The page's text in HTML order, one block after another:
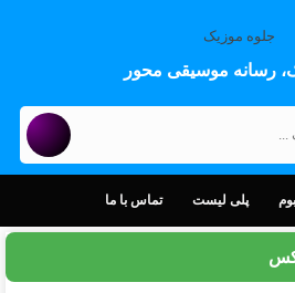
رسانه موسیقی محور
پلی لیست تماس با ما